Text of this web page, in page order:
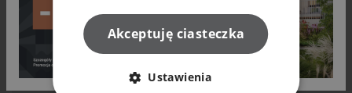
Wioleta Daniłowska
Doradca klienta
Akceptuję ciasteczka
Ustawienia